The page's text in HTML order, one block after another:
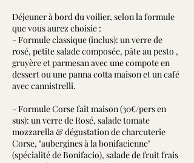
Déjeuner à bord du voilier, selon la formule
que vous aurez choisie :
- Formule classique (inclus): un verre de
rosé, petite salade composée, pâte au pesto ,
gruyère et parmesan avec une compote en
dessert ou une panna cotta maison et un café
avec cannistrelli.
- Formule Corse fait maison (30€/pers en
sus): un verre de Rosé, salade tomate
mozzarella & dégustation de charcuterie
Corse, "aubergines à la bonifacienne"
(spécialité de Bonifacio), salade de fruit frais